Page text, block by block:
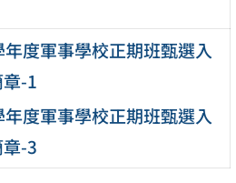
度軍事學校正期班甄選入
-1
度軍事學校正期班甄選入
-3